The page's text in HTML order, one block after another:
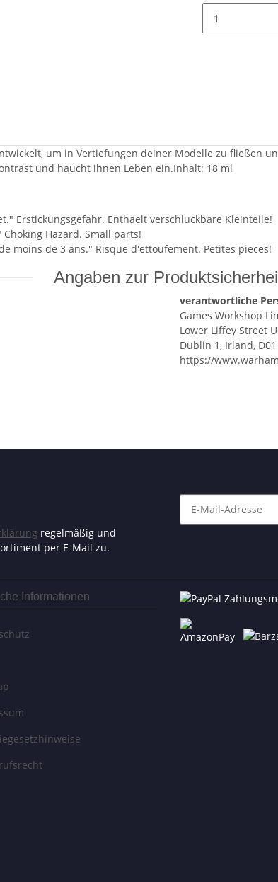
um in Vertiefungen deiner Modelle zu fließen
und haucht ihnen Leben ein.Inhalt: 18 ml
Erstickungsgefahr. Enthaelt verschluckbare Kleinteile!
Hazard. Small parts!
moins de 3 ans." Risque d'ettoufement. Petites pieces!
Angaben zur
verantwortliche
Games Workshop
Lower Liffey Street
Dublin 1, Irland,
https://
regelmäßig und
per E-Mail zu.
Informationen